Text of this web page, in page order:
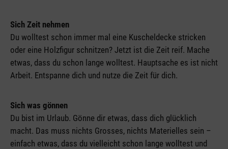
Sich Zeit nehmen
Du wolltest schon immer mal eine Kuscheldecke stricken
oder eine Holzfigur schnitzen? Jetzt ist die Zeit reif. Mache
etwas, dass du schon lange wolltest. Hauptsache es ist nicht
Arbeit. Entspanne dich und nutze die Zeit für dich.
Sich was gönnen
Du bist im Urlaub. Gönne dir etwas, dass dich glücklich
macht. Das muss nichts Grosses, nichts Materielles sein –
einfach etwas, dass du vielleicht schon lange wolltest und